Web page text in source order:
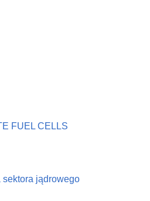
FUEL CELLS
sektora jądrowego